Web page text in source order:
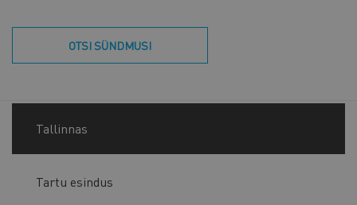
OTSI SÜNDMUSI
Tallinnas
Tartu esindus